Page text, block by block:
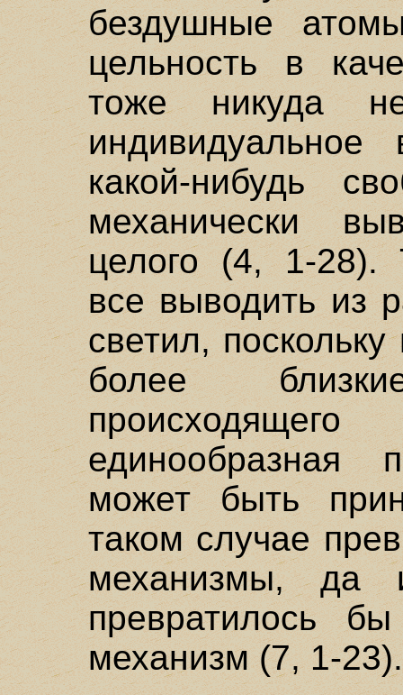
бездушные
цельность в
тоже никуда
индивидуальное
какой-нибудь
механически
целого (4, 1-28).
все выводить из
светил,
более
единообразная
может быть
таком случае
механизмы, да
превратилось
механизм (7, 1-23).